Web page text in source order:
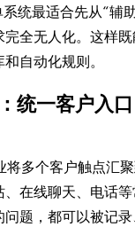
统最适合先从“辅
全无人化。这样既
自动化规则。
统一客户入
将多个客户触点汇
在线聊天、电话
问题，都可以被记